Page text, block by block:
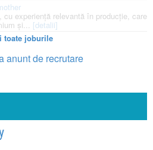
experiență relevantă în producție, care
și... [detalii]
toate joburile
anunt de recrutare